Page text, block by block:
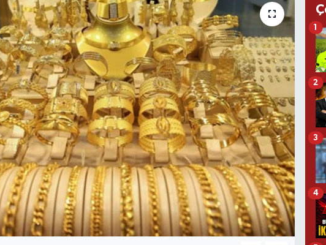
1
2
3
4